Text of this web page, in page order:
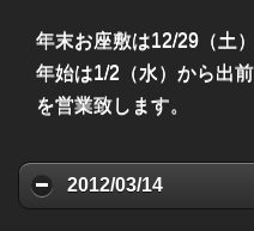
年末お座敷は12/29（土
年始は1/2（水）から出
を営業致します。
2012/03/14